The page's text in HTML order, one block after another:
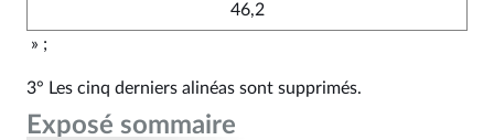
46,2
» ;
3° Les cinq derniers alinéas sont supprimés.
Exposé sommaire